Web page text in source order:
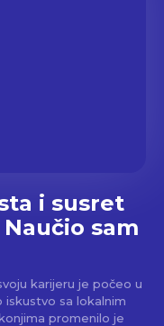
i susret
sam
karijeru je počeo u
iskustvo sa lokalnim
promenilo je